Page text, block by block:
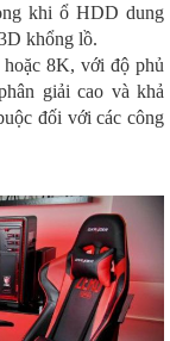
khi ổ HDD dung
khổng lồ.
8K, với độ phủ
giải cao và khả
đối với các công